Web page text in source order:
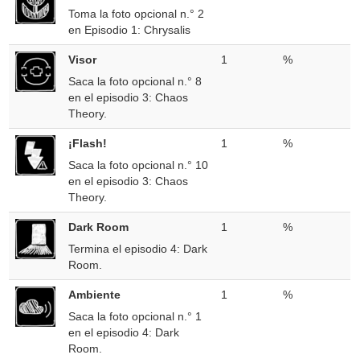
Toma la foto opcional n.° 2
en Episodio 1: Chrysalis
Visor
Saca la foto opcional n.° 8
en el episodio 3: Chaos
Theory.
1 %
¡Flash!
Saca la foto opcional n.° 10
en el episodio 3: Chaos
Theory.
1 %
Dark Room
Termina el episodio 4: Dark
Room.
1 %
Ambiente
Saca la foto opcional n.° 1
en el episodio 4: Dark
Room.
1 %